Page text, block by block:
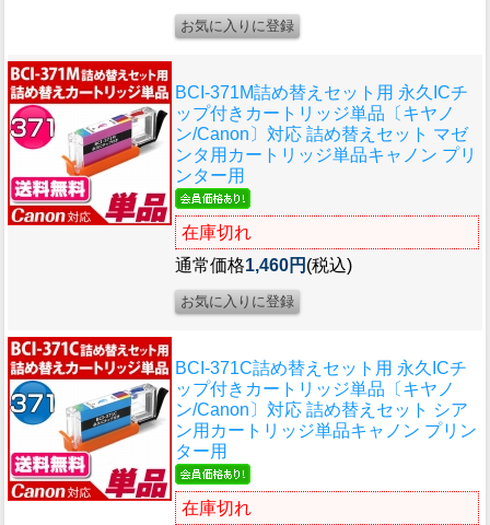
BCI-371M詰め替えセット用 永久ICチ
ップ付きカートリッジ単品〔キヤノ
ン/Canon〕対応 詰め替えセット マゼ
ンタ用カートリッジ単品キャノン プリ
ンター用
在庫切れ
通常価格1,460円 (税込)
BCI-371C詰め替えセット用 永久ICチ
ップ付きカートリッジ単品〔キヤノ
ン/Canon〕対応 詰め替えセット シア
ン用カートリッジ単品キャノン プリン
ター用
在庫切れ